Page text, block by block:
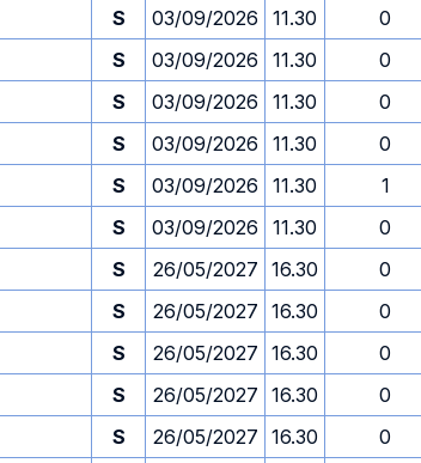
S 03/09/2026 11.30 0
S 03/09/2026 11.30 0
S 03/09/2026 11.30 0
S 03/09/2026 11.30 0
S 03/09/2026 11.30 1
S 03/09/2026 11.30 0
S 26/05/2027 16.30 0
S 26/05/2027 16.30 0
S 26/05/2027 16.30 0
S 26/05/2027 16.30 0
S 26/05/2027 16.30 0